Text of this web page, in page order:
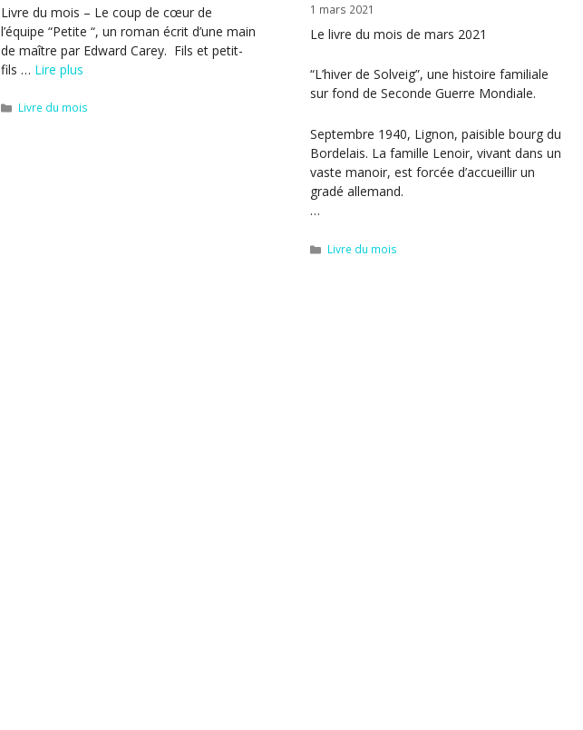
Livre du mois – Le coup de cœur de
l’équipe “Petite “, un roman écrit d’une main
de maître par Edward Carey. Fils et petit-
fils … Lire plus
Catégories
Livre du mois
1 mars 2021
Le livre du mois de mars 2021
“L’hiver de Solveig”, une histoire familiale
sur fond de Seconde Guerre Mondiale.
Septembre 1940, Lignon, paisible bourg du
Bordelais. La famille Lenoir, vivant dans un
vaste manoir, est forcée d’accueillir un
gradé allemand.
…
Catégories
Livre du mois